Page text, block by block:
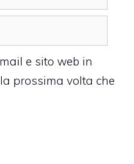
e sito web in
prossima volta che